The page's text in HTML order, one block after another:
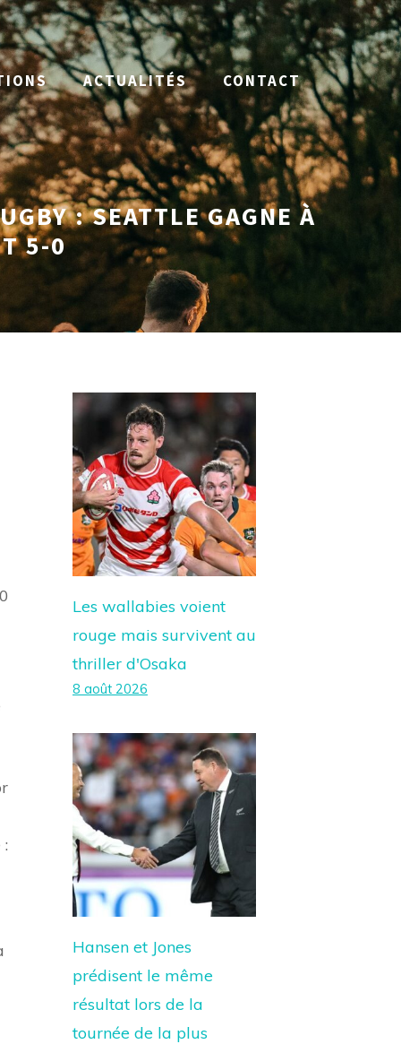
ACTUALITÉS CONTACT
: SEATTLE GAGNE À
5-0
Les wallabies voient
rouge mais survivent au
thriller d'Osaka
8 août 2026
Hansen et Jones
prédisent le même
résultat lors de la
tournée de la plus